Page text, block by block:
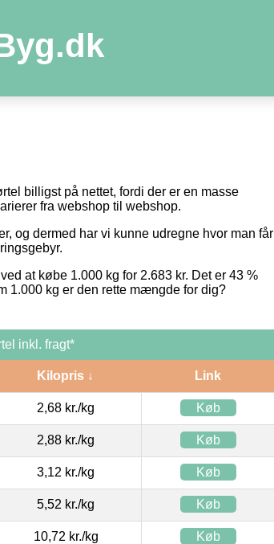
billigst på nettet, fordi der er en masse
fra webshop til webshop.
og dermed har vi kunne udregne hvor man får
at købe 1.000 kg for 2.683 kr. Det er 43 %
1.000 kg er den rette mængde for dig?
inkl. fragt*
Kilopris ↓ Link
2,68 kr./kg Køb
2,88 kr./kg Køb
3,12 kr./kg Køb
5,52 kr./kg Køb
10,72 kr./kg Køb